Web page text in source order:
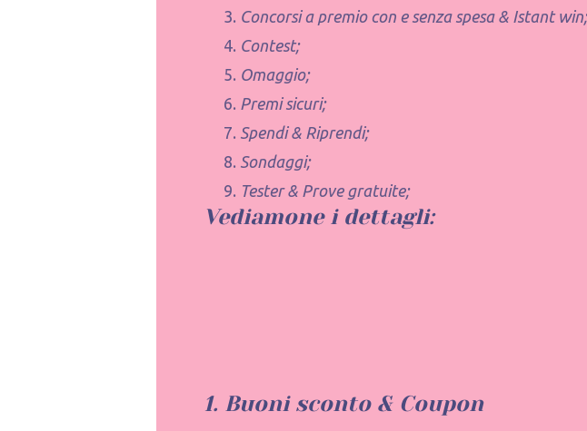
Concorsi a premio con e senza spesa & Istant win;
Contest;
Omaggio;
Premi sicuri;
Spendi & Riprendi;
Sondaggi;
Tester & Prove gratuite;
Vediamone i dettagli:
1. Buoni sconto & Coupon